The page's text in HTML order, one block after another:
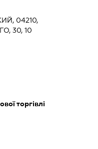
04210,
30, 10
торгівлі